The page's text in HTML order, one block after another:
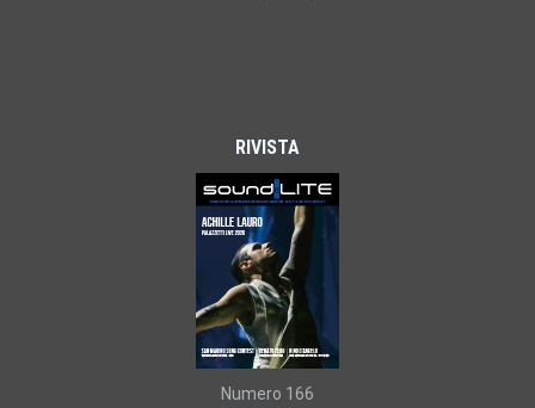
RIVISTA
Numero 166